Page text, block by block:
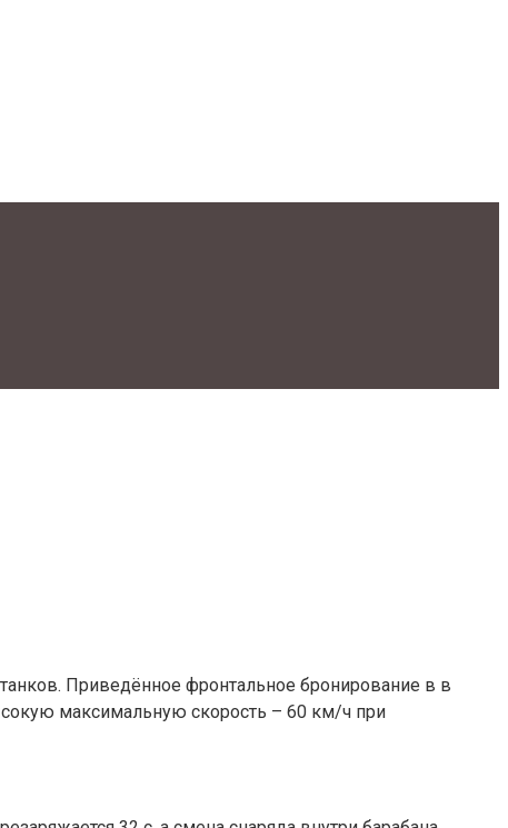
Приведённое фронтальное бронирование в в
максимальную скорость – 60 км/ч при